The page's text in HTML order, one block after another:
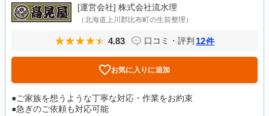
[運営会社] 株式会社流水理
（北海道上川郡比布町の生前整理）
4.83 口コミ・評判 12件
お気に入りに追加
●ご家族を想うような丁寧な対応・作業をお約束
●急ぎのご依頼も対応可能